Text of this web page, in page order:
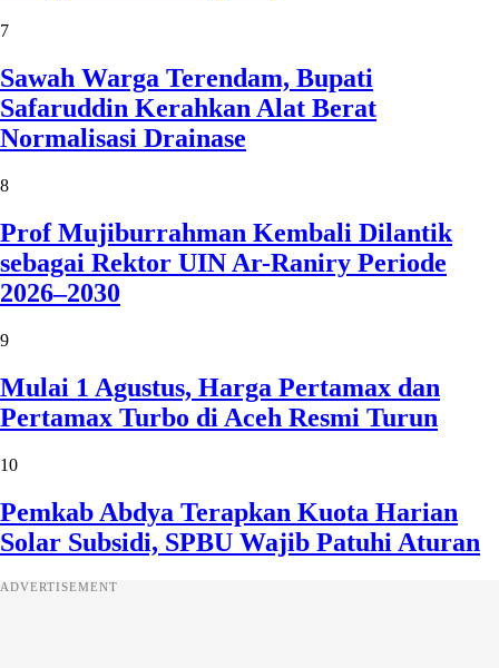
7
Sawah Warga Terendam, Bupati
Safaruddin Kerahkan Alat Berat
Normalisasi Drainase
8
Prof Mujiburrahman Kembali Dilantik
sebagai Rektor UIN Ar-Raniry Periode
2026–2030
9
Mulai 1 Agustus, Harga Pertamax dan
Pertamax Turbo di Aceh Resmi Turun
10
Pemkab Abdya Terapkan Kuota Harian
Solar Subsidi, SPBU Wajib Patuhi Aturan
ADVERTISEMENT